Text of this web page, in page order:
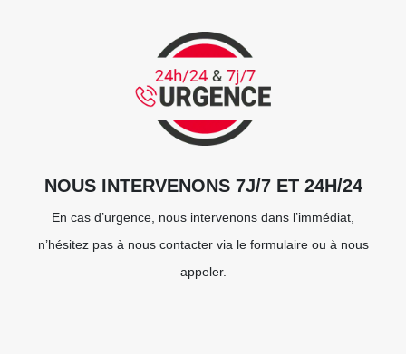
NOUS INTERVENONS 7J/7 ET 24H/24
En cas d’urgence, nous intervenons dans l’immédiat,
n’hésitez pas à nous contacter via le formulaire ou à nous
appeler.